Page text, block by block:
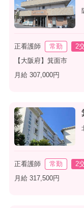
正看護師 常勤 2
【大阪府】箕面市
月給 307,000円
正看護師 常勤 2
月給 317,500円